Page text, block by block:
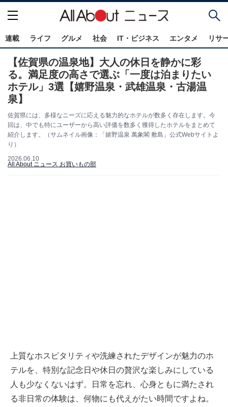
連載 ライフ グルメ 社会 IT・ビジネス エンタメ リサ
【佐賀県の温泉地】大人の休日を静かに彩
る。満足度の高さで選ぶ「一度は泊まりたい
ホテル」3選【嬉野温泉・武雄温泉・古湯温
泉】
佐賀県には、多様なニーズに応える魅力的なホテルが数多く存在します。今
回は、中でも特にユーザーから高い評価を数多く獲得したホテルをまとめて
紹介します。（サムネイル画像：「嬉野温泉 萬象閣 敷島」公式Webサイトよ
り）
2026.06.10
All About ニュース お買いもの部
上質なホスピタリティや洗練されたデザインが魅力のホ
テルを、特別な記念日や休日の贅沢な楽しみにしている
人も少なくないはず。日常を忘れ、心身ともに満たされ
る非日常の体験は、何物にも代えがたい時間ですよね。